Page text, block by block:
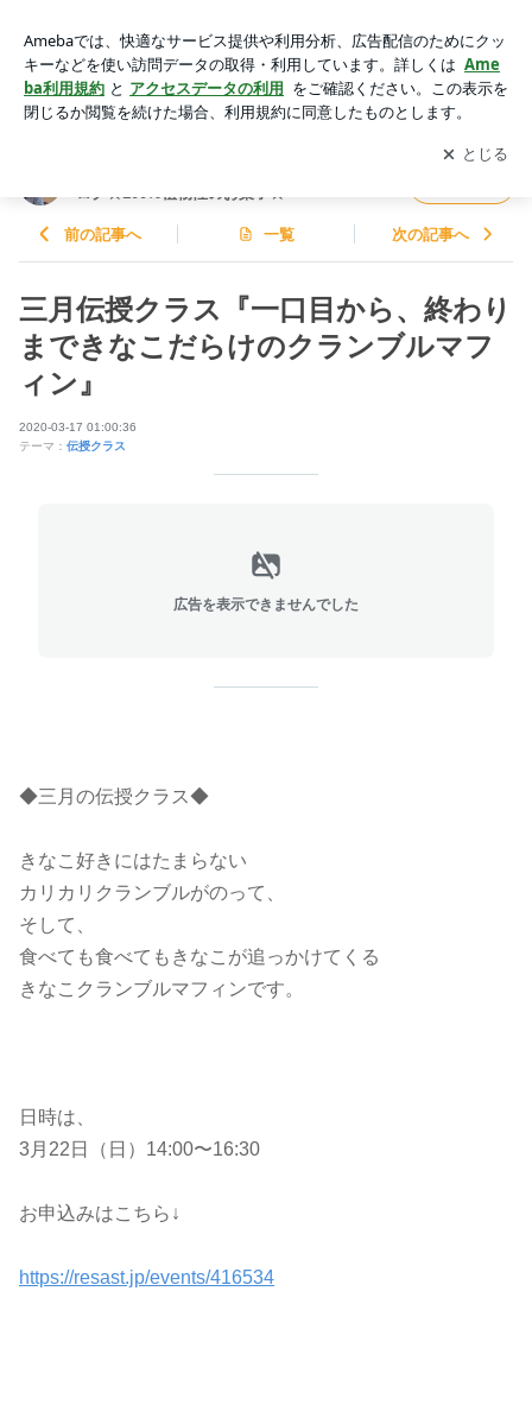
ンブルマフィン』 | 世界のピタゴラスイーツ店長長谷川千恵の
ブログ☆100%植物性のお菓子☆
アプリをダウンロードして ブログの更新通知
を受け取りまし
ょう。
開く
ログ☆100%植物性のお菓子☆
前の記事へ 一覧 次の記事へ
三月伝授クラス『一口目から、終わり
まできなこだらけのクランブルマフ
ィン』
2020-03-17 01:00:36
テーマ： 伝授クラス
広告を表示できませんでした
◆三月の伝授クラス◆
きなこ好きにはたまらない
カリカリクランブルがのって、
そして、
食べても食べてもきなこが追っかけてくる
きなこクランブルマフィンです。
日時は、
3月 22 日（日） 14:00〜16:30
お申込みはこちら ↓
https://resast.jp/events/416534